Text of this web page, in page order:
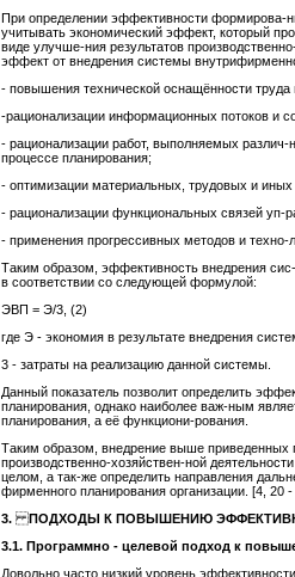
При определении эффективности формирова-
учитывать экономический эффект, который
виде улучше-ния результатов
эффект от внедрения системы
- повышения технической оснащённости
-рационализации информационных потоков и
- рационализации работ, выполняемых
процессе планирования;
- оптимизации материальных, трудовых и
- рационализации функциональных связей уп-
- применения прогрессивных методов и техно-
Таким образом, эффективность внедрения
в соответствии со следующей формулой:
ЭВП = Э/3, (2)
где Э - экономия в результате внедрения
3 - затраты на реализацию данной системы.
Данный показатель позволит определить
планирования, однако наиболее важ-ным
планирования, а её функциони-рования.
Таким образом, внедрение выше приведенных
производственно-хозяйствен-ной
целом, а так-же определить направления
фирменного планирования организации. [4, 20 -
3.
ПОДХОДЫ К ПОВЫШЕНИЮ
3.1. Программно - целевой подход к
Довольно часто низкий уровень